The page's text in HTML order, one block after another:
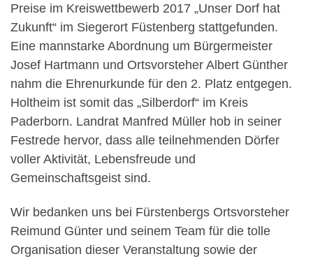
Preise im Kreiswettbewerb 2017 „Unser Dorf hat
Zukunft“ im Siegerort Füstenberg stattgefunden.
Eine mannstarke Abordnung um Bürgermeister
Josef Hartmann und Ortsvorsteher Albert Günther
nahm die Ehrenurkunde für den 2. Platz entgegen.
Holtheim ist somit das „Silberdorf“ im Kreis
Paderborn. Landrat Manfred Müller hob in seiner
Festrede hervor, dass alle teilnehmenden Dörfer
voller Aktivität, Lebensfreude und
Gemeinschaftsgeist sind.
Wir bedanken uns bei Fürstenbergs Ortsvorsteher
Reimund Günter und seinem Team für die tolle
Organisation dieser Veranstaltung sowie der